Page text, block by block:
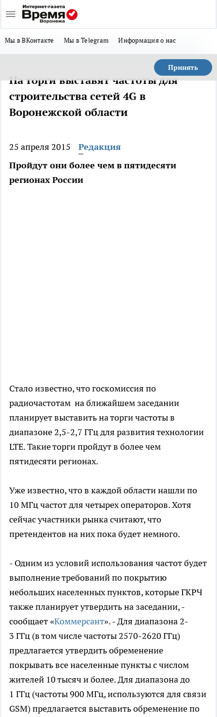
Мы в ВКонтакте Мы в Telegram Информация о нас
Принять
На торги выставят частоты для
строительства сетей 4G в
Воронежской области
25 апреля 2015
Редакция
Пройдут они более чем в пятидесяти
регионах России
Стало известно, что госкомиссия по
радиочастотам на ближайшем заседании
планирует выставить на торги частоты в
диапазоне 2,5-2,7 ГГц для развития технологии
LTE. Такие торги пройдут в более чем
пятидесяти регионах.
Уже известно, что в каждой области нашли по
10 МГц частот для четырех операторов. Хотя
сейчас участники рынка считают, что
претендентов на них пока будет немного.
- Одним из условий использования частот будет
выполнение требований по покрытию
небольших населенных пунктов, которые ГКРЧ
также планирует утвердить на заседании, -
сообщает «Коммерсант». - Для диапазона 2-
3 ГГц (в том числе частоты 2570-2620 ГГц)
предлагается утвердить обременение
покрывать все населенные пункты с числом
жителей 10 тысяч и более. Для диапазона до
1 ГГц (частоты 900 МГц, используются для связи
GSM) предлагается выставить обременение по